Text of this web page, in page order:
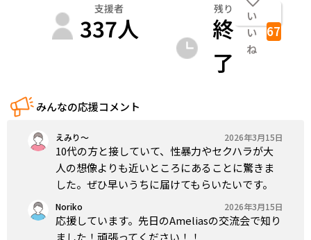
支援者
337人
残り
終
了
い
い
ね
67
みんなの応援コメント
えみり〜 2026年3月15日
10代の方と接していて、性暴力やセクハラが大
人の想像よりも近いところにあることに驚きま
した。ぜひ早いうちに届けてもらいたいです。
Noriko 2026年3月15日
応援しています。先日のAmeliasの交流会で知り